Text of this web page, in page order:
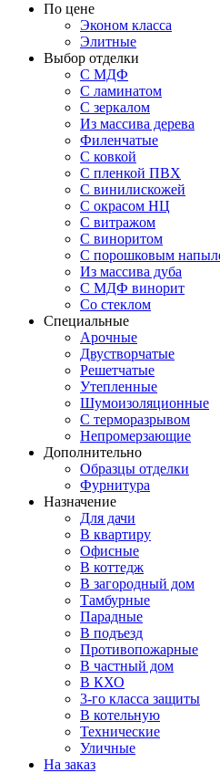
По цене
Эконом класса
Элитные
Выбор отделки
С МДФ
С ламинатом
С зеркалом
Из массива дерева
Филенчатые
С ковкой
С пленкой ПВХ
С винилискожей
С окрасом НЦ
С витражом
С виноритом
С порошковым
Из массива дуба
С МДФ винорит
Со стеклом
Специальные
Арочные
Двустворчатые
Решетчатые
Утепленные
Шумоизоляционные
С терморазрывом
Непромерзающие
Дополнительно
Образцы отделки
Фурнитура
Назначение
Для дачи
В квартиру
Офисные
В коттедж
В загородный дом
Тамбурные
Парадные
В подъезд
Противопожарные
В частный дом
В КХО
3-го класса защиты
В котельную
Технические
Уличные
На заказ